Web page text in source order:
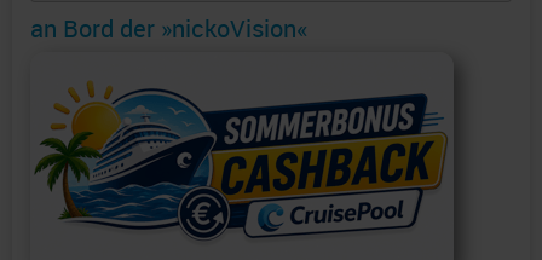
an Bord der »nickoVision«